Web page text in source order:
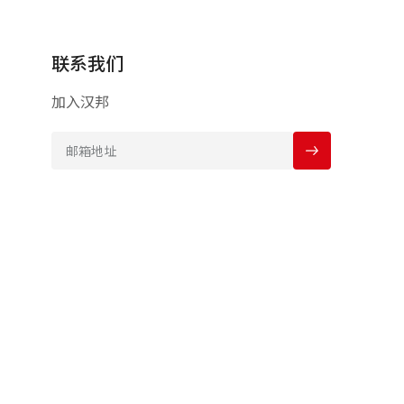
联系我们
加入汉邦